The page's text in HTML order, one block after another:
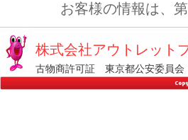
お客様の情報は、
株式会社アウトレット
古物商許可証 東京都公安委員